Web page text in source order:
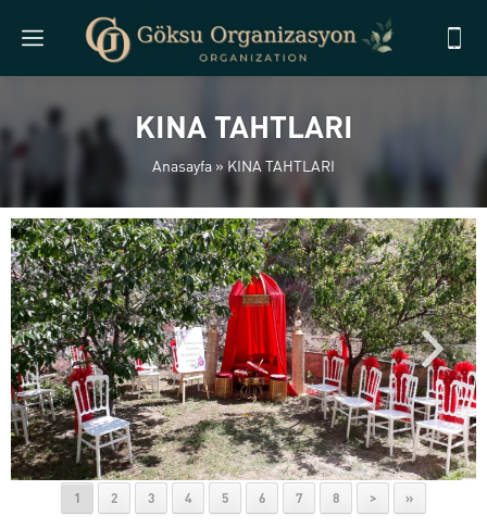
KINA TAHTLARI
Anasayfa » KINA TAHTLARI
1 2 3 4 5 6 7 8 > »